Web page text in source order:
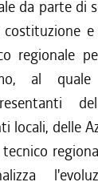
da parte di
regionale
al
locali, delle